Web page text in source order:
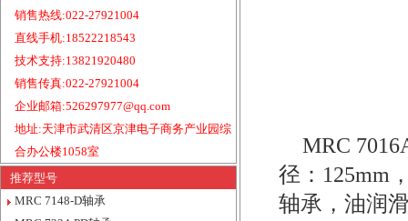
销售热线:022-27921004
直线手机:18522218543
技术支持:13821920480
销售传真:022-27921004
企业邮箱:526297977@qq.com
地址:天津市武清区京津电子商务产业园综
合办公楼1058室
推荐型号
MRC 7148-D轴承
MRC
径：125mm
轴承，油润